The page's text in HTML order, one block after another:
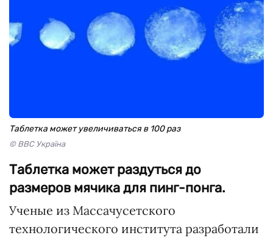
Таблетка может увеличиваться в 100 раз
© BBC Україна
Таблетка может раздуться до
размеров мячика для пинг-понга.
Ученые из Массачусетского
технологического института разработали